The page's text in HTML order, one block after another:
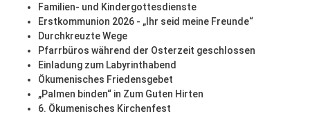
Familien- und Kindergottesdienste
Erstkommunion 2026 - „Ihr seid meine Freunde“
Durchkreuzte Wege
Pfarrbüros während der Osterzeit geschlossen
Einladung zum Labyrinthabend
Ökumenisches Friedensgebet
„Palmen binden“ in Zum Guten Hirten
6. Ökumenisches Kirchenfest